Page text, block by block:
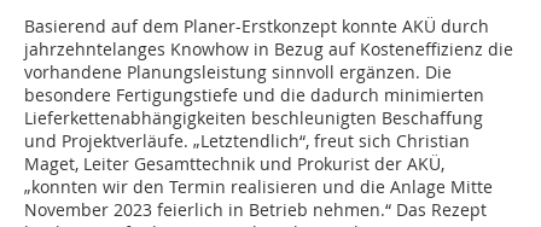
Basierend auf dem Planer-Erstkonzept konnte AKÜ durch
jahrzehntelanges Knowhow in Bezug auf Kosteneffizienz die
vorhandene Planungsleistung sinnvoll ergänzen. Die
besondere Fertigungstiefe und die dadurch minimierten
Lieferkettenabhängigkeiten beschleunigten Beschaffung
und Projektverläufe. „Letztendlich“, freut sich Christian
Maget, Leiter Gesamttechnik und Prokurist der AKÜ,
„konnten wir den Termin realisieren und die Anlage Mitte
November 2023 feierlich in Betrieb nehmen.“ Das Rezept